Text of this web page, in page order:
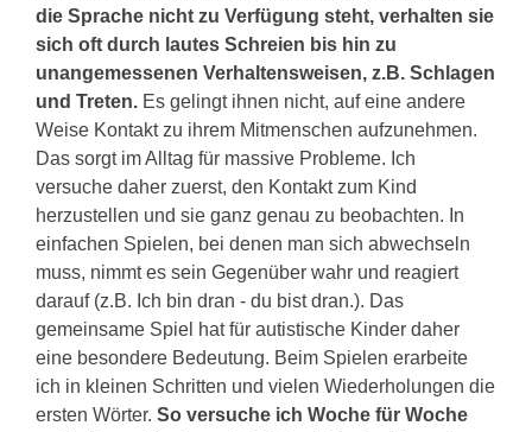
die Sprache nicht zu Verfügung steht, verhalten sie
sich oft durch lautes Schreien bis hin zu
unangemessenen Verhaltensweisen, z.B. Schlagen
und Treten. Es gelingt ihnen nicht, auf eine andere
Weise Kontakt zu ihrem Mitmenschen aufzunehmen.
Das sorgt im Alltag für massive Probleme. Ich
versuche daher zuerst, den Kontakt zum Kind
herzustellen und sie ganz genau zu beobachten. In
einfachen Spielen, bei denen man sich abwechseln
muss, nimmt es sein Gegenüber wahr und reagiert
darauf (z.B. Ich bin dran - du bist dran.). Das
gemeinsame Spiel hat für autistische Kinder daher
eine besondere Bedeutung. Beim Spielen erarbeite
ich in kleinen Schritten und vielen Wiederholungen die
ersten Wörter. So versuche ich Woche für Woche